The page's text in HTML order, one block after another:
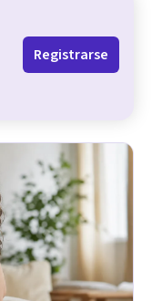
Registrarse